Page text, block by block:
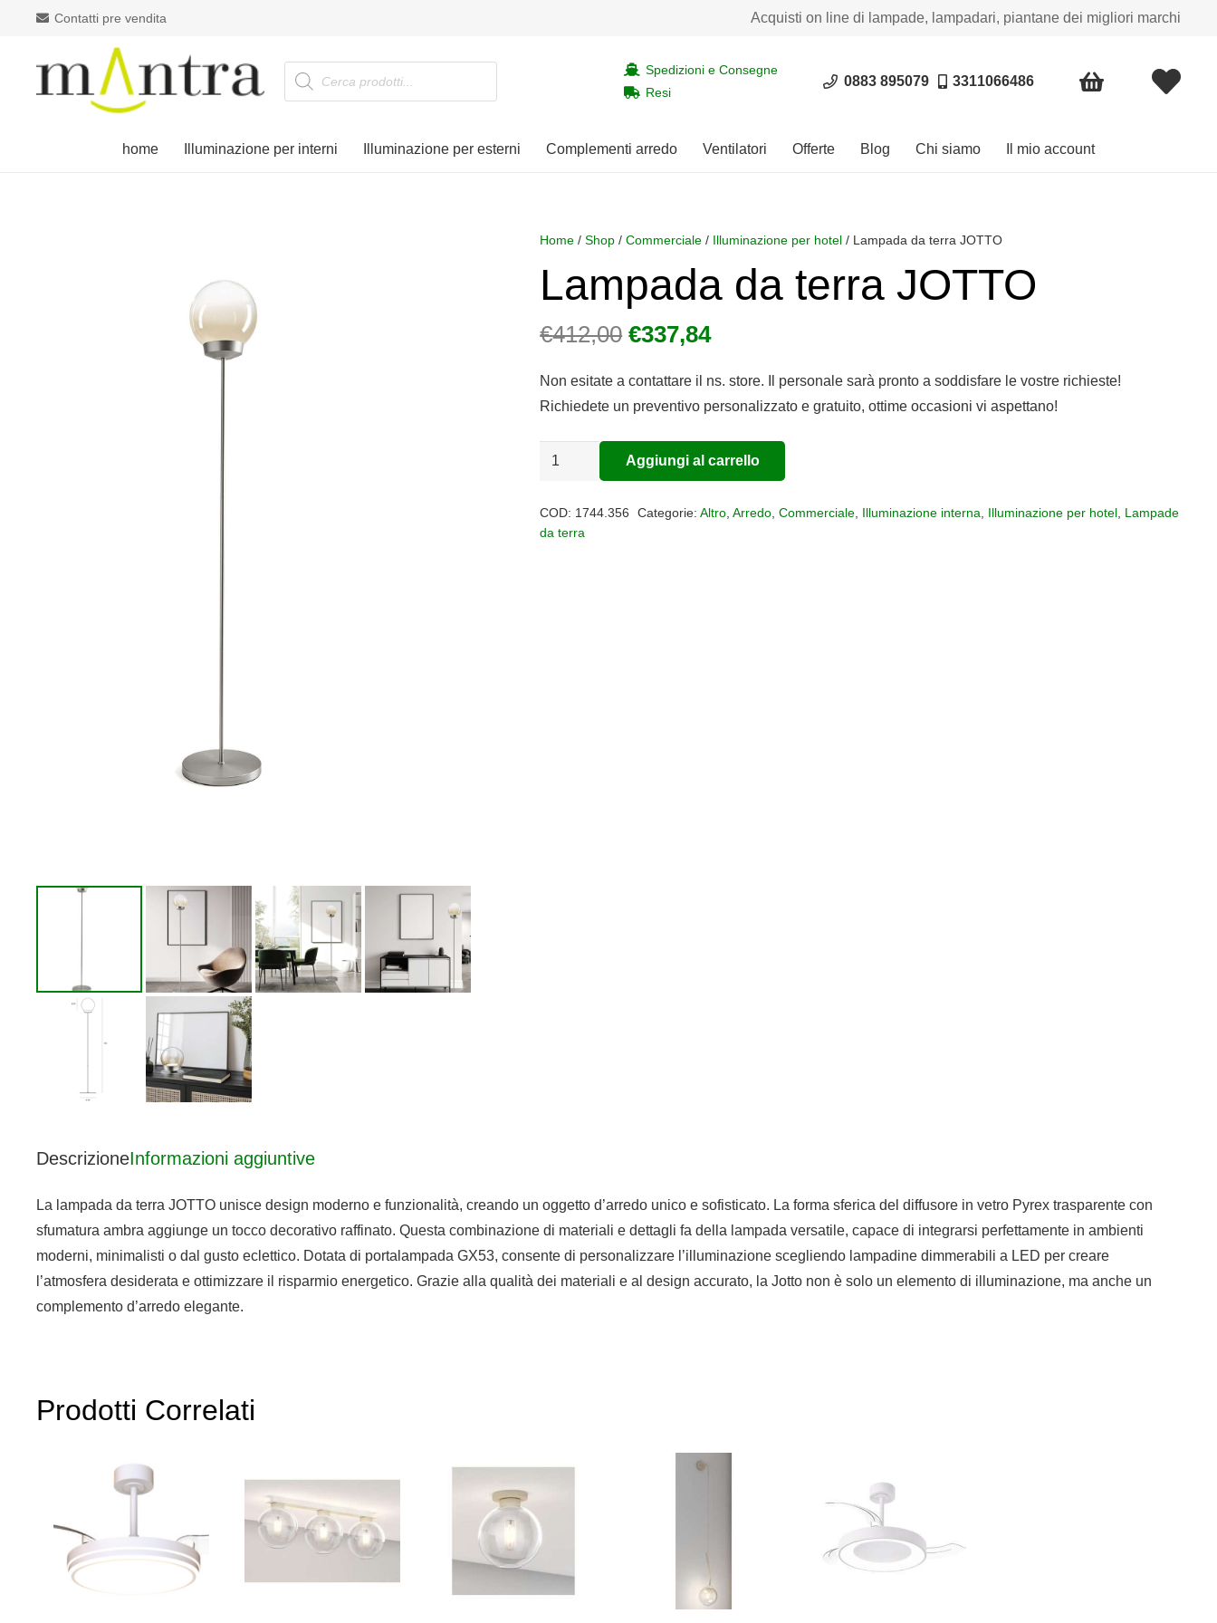
Contatti pre vendita Acquisti on line di lampade, lampadari, piantane dei migliori marchi
Products
search
Spedizioni e Consegne
Resi
0883 895079 3311066486
home Illuminazione per interni Illuminazione per esterni Complementi arredo Ventilatori Offerte Blog Chi siamo Il mio account
Home /Shop /Commerciale / Illuminazione per hotel / Lampada da terra JOTTO
Lampada da terra JOTTO
€412,00 Il
originale
era:
€337,84Il
attuale
è:
Non esitate a contattare il ns. store. Il personale sarà pronto a soddisfare le vostre richieste!
Richiedete un preventivo personalizzato e gratuito, ottime occasioni vi aspettano!
Lampada
JOTTO
Aggiungi al carrello
COD: 1744.356 Categorie: Altro, Arredo, Commerciale, Illuminazione interna, Illuminazione per hotel, Lampade
da terra
DescrizioneInformazioni aggiuntive
La lampada da terra JOTTO unisce design moderno e funzionalità, creando un oggetto d’arredo unico e sofisticato. La forma sferica del diffusore in vetro Pyrex trasparente con
sfumatura ambra aggiunge un tocco decorativo raffinato. Questa combinazione di materiali e dettagli fa della lampada versatile, capace di integrarsi perfettamente in ambienti
moderni, minimalisti o dal gusto eclettico. Dotata di portalampada GX53, consente di personalizzare l’illuminazione scegliendo lampadine dimmerabili a LED per creare
l’atmosfera desiderata e ottimizzare il risparmio energetico. Grazie alla qualità dei materiali e al design accurato, la Jotto non è solo un elemento di illuminazione, ma anche un
complemento d’arredo elegante.
Prodotti Correlati